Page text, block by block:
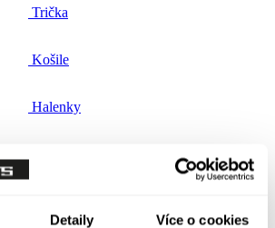
Detaily Více o cookies
Trička
Košile
Halenky
v kategorii Svetry a mikiny